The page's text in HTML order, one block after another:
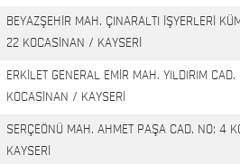
BEYAZŞEHİR MAH. ÇINARALTI İŞYERLERİ
22 KOCASİNAN / KAYSERİ
ERKİLET GENERAL EMİR MAH. YILDIRIM CAD.
KOCASİNAN / KAYSERİ
SERÇEÖNÜ MAH. AHMET PAŞA CAD. NO: 4
KAYSERİ